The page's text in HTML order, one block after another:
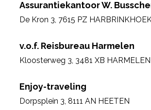
Assurantiekantoor W.
De Kron 3, 7615 PZ
v.o.f. Reisbureau Harmelen
Kloosterweg 3, 3481 XB HARMELEN
Enjoy-traveling
Dorpsplein 3, 8111 AN HEETEN